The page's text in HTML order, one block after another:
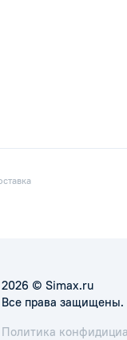
2026 © Simax.ru
Все права защищены.
Политика